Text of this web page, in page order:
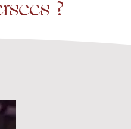
?